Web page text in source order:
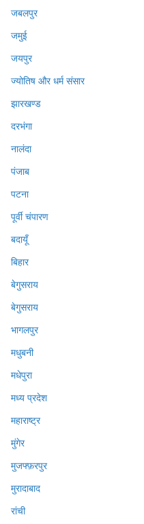
जबलपुर
जमुई
जयपुर
ज्योतिष और धर्म संसार
झारखण्ड
दरभंगा
नालंदा
पंजाब
पटना
पूर्वी चंपारण
बदायूँ
बिहार
बेगुसराय
बेगुसराय
भागलपुर
मधुबनी
मधेपुरा
मध्य प्रदेश
महाराष्ट्र
मुंगेर
मुजफ्फ़रपुर
मुरादाबाद
रांची